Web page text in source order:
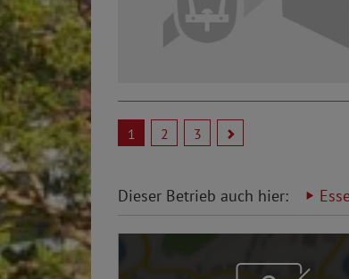
1 2 3
Dieser Betrieb auch hier: